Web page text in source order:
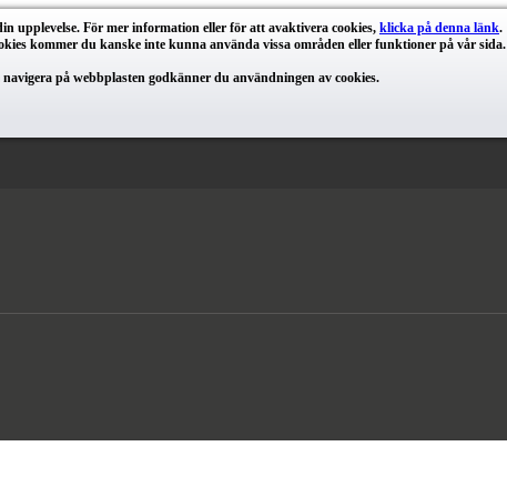
upplevelse. För mer information eller för att avaktivera cookies, klicka på denna länk.
kommer du kanske inte kunna använda vissa områden eller funktioner på vår sida.
på webbplasten godkänner du användningen av cookies.